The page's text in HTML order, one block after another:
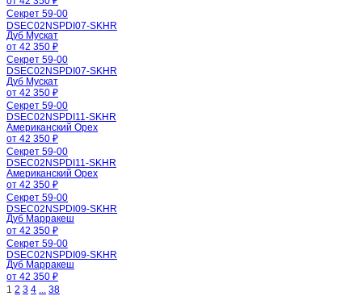
Секрет 59-00
DSEC02NSPDI07-SKHR
Дуб Мускат
от 42 350 ₽
Секрет 59-00
DSEC02NSPDI07-SKHR
Дуб Мускат
от 42 350 ₽
Секрет 59-00
DSEC02NSPDI11-SKHR
Американский Орех
от 42 350 ₽
Секрет 59-00
DSEC02NSPDI11-SKHR
Американский Орех
от 42 350 ₽
Секрет 59-00
DSEC02NSPDI09-SKHR
Дуб Марракеш
от 42 350 ₽
Секрет 59-00
DSEC02NSPDI09-SKHR
Дуб Марракеш
от 42 350 ₽
1 2 3 4 38